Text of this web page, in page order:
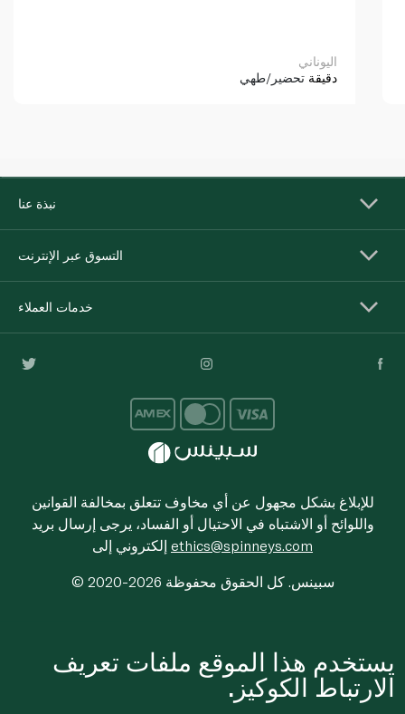
اليوناني
دقيقة تحضير/طهي
نبذة عنا
التسوق عبر الإنترنت
خدمات العملاء
للإبلاغ بشكل مجهول عن أي مخاوف تتعلق بمخالفة القوانين
واللوائح أو الاشتباه في الاحتيال أو الفساد، يرجى إرسال بريد
ethics@spinneys.com
© 2020-2026 سبينس. كل الحقوق محفوظة
يستخدم هذا الموقع ملفات تعريف
الارتباط الكوكيز.